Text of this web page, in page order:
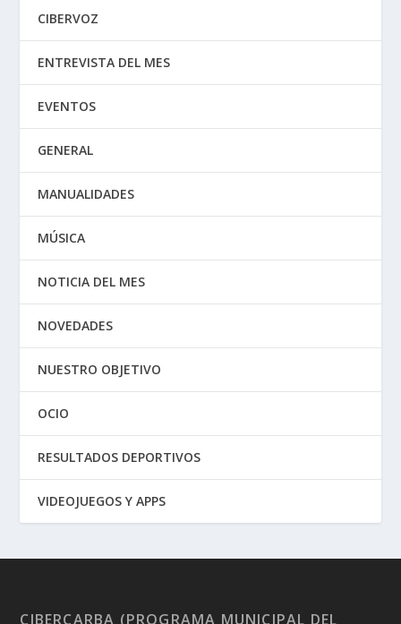
CIBERVOZ
ENTREVISTA DEL MES
EVENTOS
GENERAL
MANUALIDADES
MÚSICA
NOTICIA DEL MES
NOVEDADES
NUESTRO OBJETIVO
OCIO
RESULTADOS DEPORTIVOS
VIDEOJUEGOS Y APPS
CIBERCARBA (PROGRAMA MUNICIPAL DEL